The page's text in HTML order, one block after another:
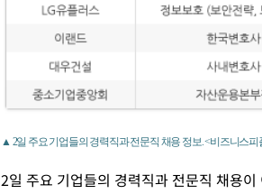
▲ 2일 주요 기업들의 경력직과 전문직 채용 정보. <비즈니스피
2일 주요 기업들의 경력직과 전문직 채용